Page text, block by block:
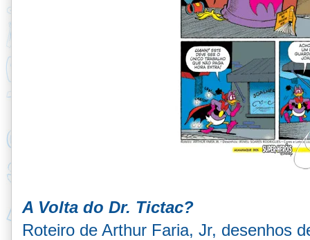
A Volta do Dr. Tictac?
Roteiro de Arthur Faria, Jr, desenhos